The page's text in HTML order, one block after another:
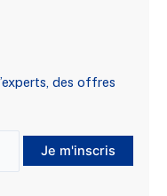
des offres
Je m'inscris